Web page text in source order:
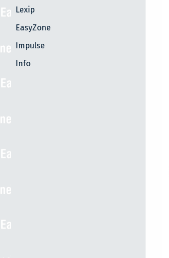
Lexip
EasyZone
Impulse
Info